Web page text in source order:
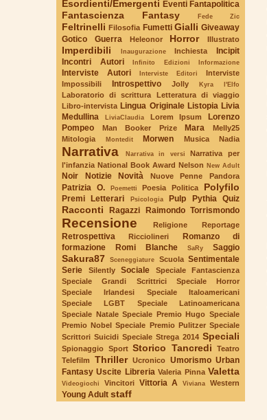
Esordienti/Emergenti Eventi Fantapolitica
Fantascienza Fantasy Fede Zic
Feltrinelli Filosofia Fumetti Gialli Giveaway
Gotico
Guerra Heleonor Horror Illustrato
Imperdibili Inaugurazione Inchiesta
Incipit
Incontri Autori
Infinito Edizioni Informazione
Interviste Autori Interviste Editori
Interviste
Impossibili
Introspettivo Jolly Kyra l'Elfo
Laboratorio di scrittura
Letteratura di viaggio
Libro-intervista Lingua Originale Listopia Livia
Medullina
LiviaClaudia Lorem Ipsum
Lorenzo
Pompeo
Man Booker Prize Mara
Melly25
Mitologia
Montedit Morwen Musica Nadia
Narrativa Narrativa in versi
Narrativa per
l'infanzia National Book Award Nelson New Adult
Noir Notizie Novità Nuove Penne Pandora
Patrizia O. Poemetti Poesia Politica Polyfilo
Premi Letterari Psicologia Pulp Pythia Quiz
Racconti Ragazzi Raimondo Torrismondo
Recensione Religione Reportage
Retrospettiva Ricciolineri
Romanzo di
formazione
Romi Blanche SaRy Saggio
Sakura87 Sceneggiature Scuola Sentimentale
Serie
Silently Sociale
Speciale Fantascienza
Speciale Grandi Scrittrici
Speciale Horror
Speciale Irlandesi
Speciale Italoamericani
Speciale LGBT
Speciale Latinoamericana
Speciale Natale Speciale Premio Hugo Speciale
Premio Nobel Speciale Premio Pulitzer Speciale
Scrittori Suicidi Speciale Strega 2014 Speciali
Spionaggio Sport Storico Tancredi
Teatro
Telefilm
Thriller Ucronico Umorismo Urban
Fantasy Uscite Libreria Valeria Pinna Valetta
Videogiochi Vincitori Vittoria A Viviana Western
Young Adult staff